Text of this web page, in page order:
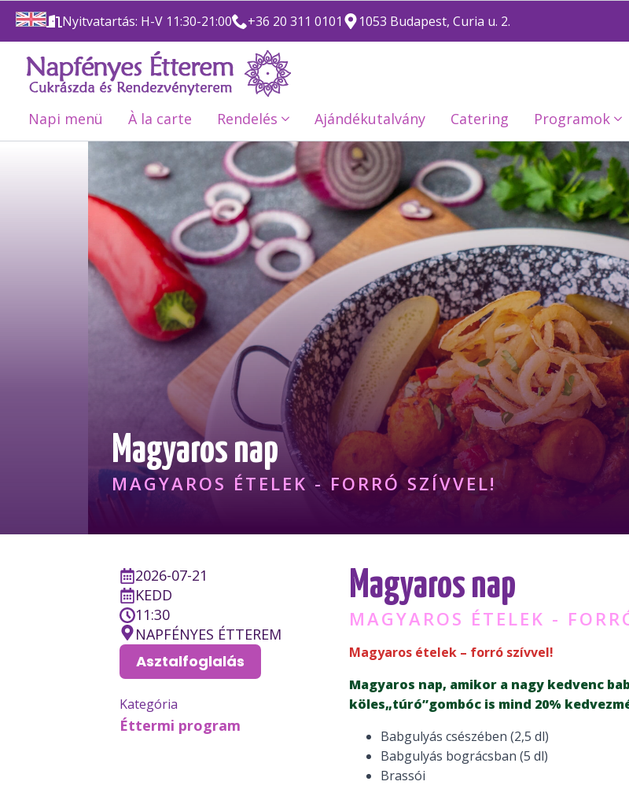
Nyitvatartás: H-V 11:30-21:00 +36 20 311 0101
1053 Budapest, Curia u. 2.
Napi menü À la carte Rendelés Ajándékutalvány Catering Programok
Magyaros nap
MAGYAROS ÉTELEK - FORRÓ SZÍVVEL!
2026-07-21
KEDD
11:30
NAPFÉNYES ÉTTEREM
Asztalfoglalás
Kategória
Éttermi program
Magyaros nap
MAGYAROS ÉTELEK -
Magyaros ételek – forró szívvel!
Magyaros nap, amikor a nagy kedvenc
köles„túró”gombóc is mind 20%
Babgulyás csészében (2,5 dl)
Babgulyás bográcsban (5 dl)
Brassói